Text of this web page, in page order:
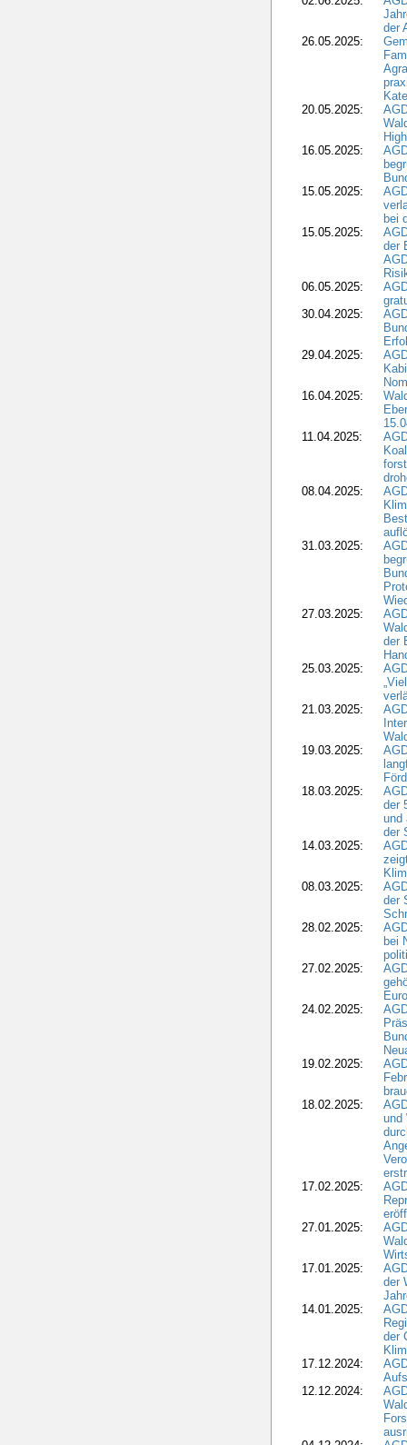
der
26.05.2025:
20.05.2025:
16.05.2025:
15.05.2025:
bei
15.05.2025:
der
06.05.2025:
30.04.2025:
29.04.2025:
16.04.2025:
11.04.2025:
08.04.2025:
31.03.2025:
27.03.2025:
der
25.03.2025:
21.03.2025:
19.03.2025:
18.03.2025:
der
und
der
14.03.2025:
08.03.2025:
der
28.02.2025:
bei
27.02.2025:
24.02.2025:
19.02.2025:
18.02.2025:
und
17.02.2025:
27.01.2025:
17.01.2025:
der
14.01.2025:
der
17.12.2024:
12.12.2024: